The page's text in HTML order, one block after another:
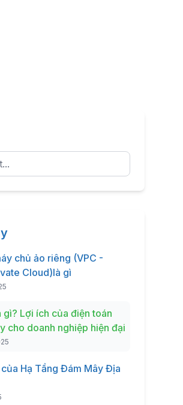
chủ ảo riêng (VPC -
Cloud)là gì
gì? Lợi ích của điện toán
cho doanh nghiệp hiện đại
Hạ Tầng Đám Mây Địa